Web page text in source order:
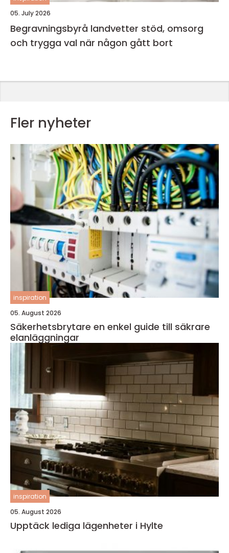
05. July 2026
Begravningsbyrå landvetter stöd, omsorg
och trygga val när någon gått bort
Fler nyheter
inspiration
05. August 2026
Säkerhetsbrytare en enkel guide till säkrare
elanläggningar
inspiration
05. August 2026
Upptäck lediga lägenheter i Hylte